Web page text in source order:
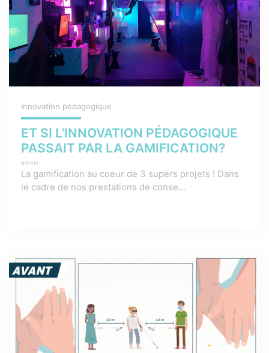
Innovation pédagogique
ET SI L’INNOVATION PÉDAGOGIQUE
PASSAIT PAR LA GAMIFICATION?
admin
La gamification au coeur de 3 supers projets ! Dans
le cadre de nos prestations de conse...